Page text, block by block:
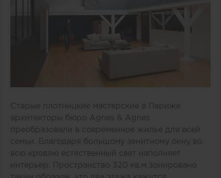
Старые плотницкие мастерские в Париже
архитекторы бюро Agnes & Agnes
преобразовали в современное жилье для всей
семьи. Благодаря большому зенитному окну во
всю кровлю естественный свет наполняет
интерьер. Пространство 320 кв.м зонировано